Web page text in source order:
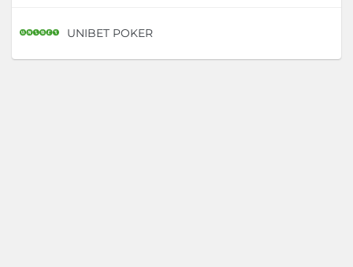
UNIBET POKER